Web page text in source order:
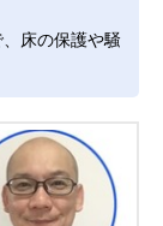
床の保護や騒